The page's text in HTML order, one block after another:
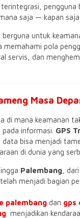
pengguna
saja — kapan saja.
untuk
pola
servis, dan
Masa
di mana keamanan
informasi. GPS
bisa menjadi
di dunia yang
Palembang , dari
telah menjadi bagian
palembang dan gps
menjadikan